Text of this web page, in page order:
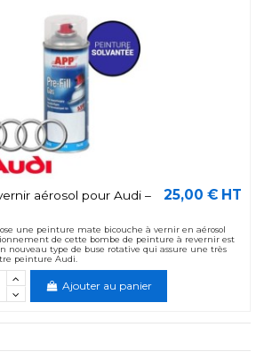
aérosol pour Audi –
25,00 € HT
une peinture mate bicouche à vernir en aérosol
de cette bombe de peinture à revernir est
nouveau type de buse rotative qui assure une très
peinture Audi.
Ajouter au panier